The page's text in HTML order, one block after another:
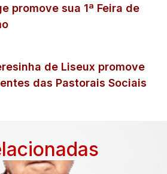
promove sua 1ª Feira de
de Liseux promove
das Pastorais Sociais